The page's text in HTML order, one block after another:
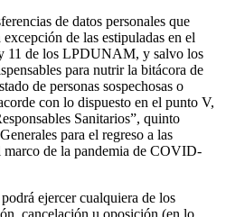
de datos personales que
de las estipuladas en el
11 de los LPDUNAM, y salvo los
para nutrir la bitácora de
de personas sospechosas o
con lo dispuesto en el punto V,
Sanitarios”, quinto
para el regreso a las
marco de la pandemia de COVID-
ejercer cualquiera de los